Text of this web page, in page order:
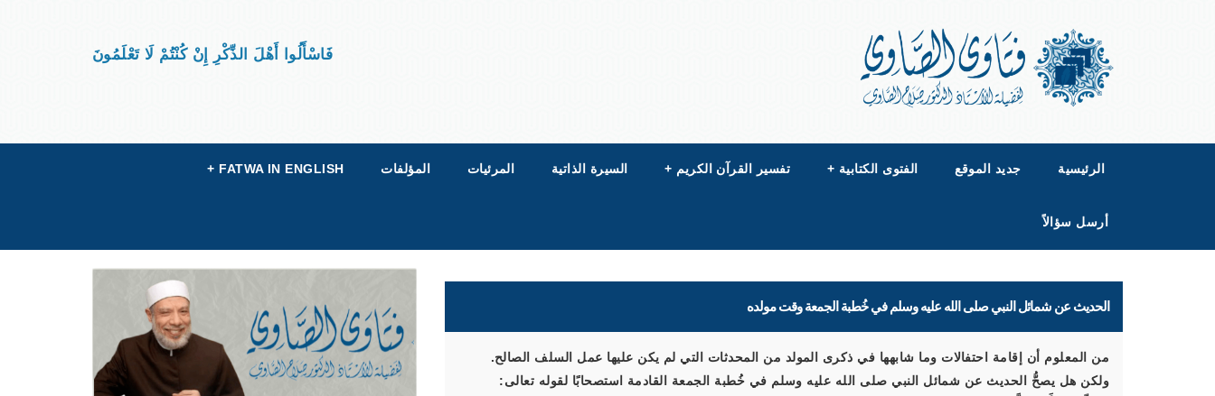
فَاسْأَلُوا أَهْلَ الذِّكْرِ إِنْ كُنْتُمْ لَا تَعْلَمُونَ
الرئيسية جديد الموقع الفتوى الكتابية + تفسير القرآن الكريم + السيرة الذاتية المرئيات المؤلفات FATWA IN ENGLISH
+
أرسل سؤالاً
الحديث عن شمائل النبي صلى الله عليه وسلم في خُطبة الجمعة وقت مولده
من المعلوم أن إقامة احتفالات وما شابهها في ذكرى المولد من المحدثات التي لم يكن عليها عمل السلف الصالح.
ولكن هل يصحُّ الحديث عن شمائل النبي صلى الله عليه وسلم في خُطبة الجمعة القادمة استصحابًا لقوله تعالى: